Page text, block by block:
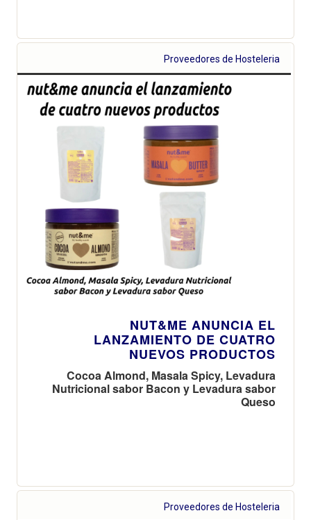
Proveedores de Hosteleria
NUT&ME ANUNCIA EL
LANZAMIENTO DE CUATRO
NUEVOS PRODUCTOS
Cocoa Almond, Masala Spicy, Levadura
Nutricional sabor Bacon y Levadura sabor
Queso
Proveedores de Hosteleria